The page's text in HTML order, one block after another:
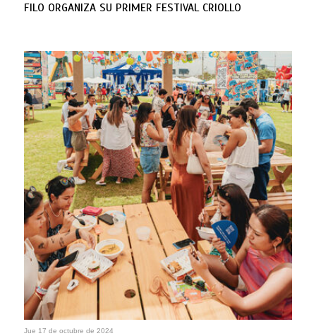
FILO ORGANIZA SU PRIMER FESTIVAL CRIOLLO
Jue 17 de octubre de 2024